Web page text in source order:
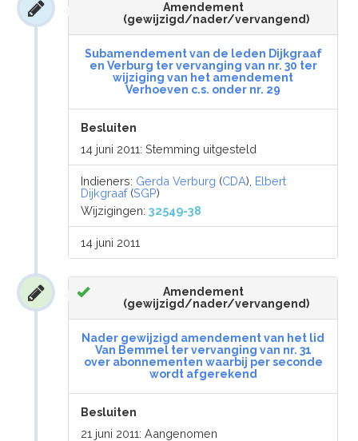
Amendement
(gewijzigd/nader/vervangend)
Subamendement van de leden Dijkgraaf
en Verburg ter vervanging van nr. 30 ter
wijziging van het amendement
Verhoeven c.s. onder nr. 29
Besluiten
14 juni 2011: Stemming uitgesteld
Indieners: Gerda Verburg (CDA), Elbert
Dijkgraaf(SGP)
Wijzigingen:32549-38
14 juni 2011
Amendement
(gewijzigd/nader/vervangend)
Nader gewijzigd amendement van het lid
Van Bemmel ter vervanging van nr. 31
over abonnementen waarbij per seconde
wordt afgerekend
Besluiten
21 juni 2011: Aangenomen